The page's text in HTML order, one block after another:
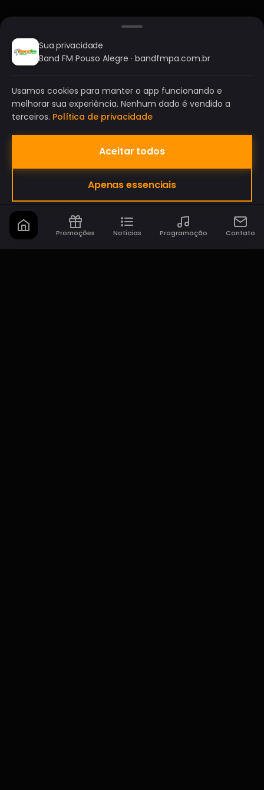
BAND FM POUSO ALEGRE
A SUA RÁDIO DO SEU JEITO!
Sua privacidade
Band FM Pouso Alegre · bandfmpa.com.br
Usamos cookies para manter o app funcionando e
melhorar sua experiência. Nenhum dado é vendido a
terceiros. Política de privacidade
Aceitar todos
Apenas essenciais
Promoções Notícias Programação Contato